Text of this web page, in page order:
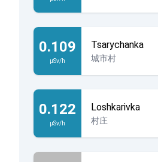
0.109
µSv/h
Tsarychanka
城市村
0.122
µSv/h
Loshkarivka
村庄